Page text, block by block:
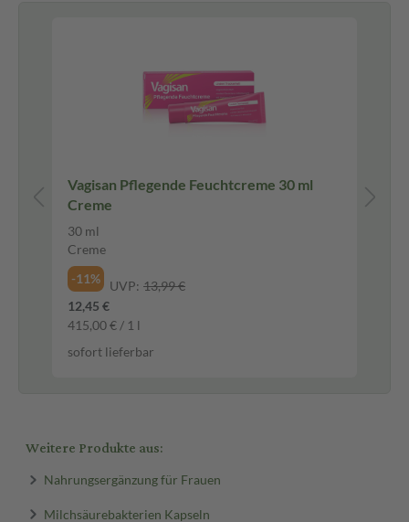
Vagisan Pflegende Feuchtcreme 30 ml
Creme
30 ml
Creme
-11%
UVP: 13,99 €
12,45 €
415,00 € / 1 l
sofort lieferbar
Weitere Produkte aus:
Nahrungsergänzung für Frauen
Milchsäurebakterien Kapseln